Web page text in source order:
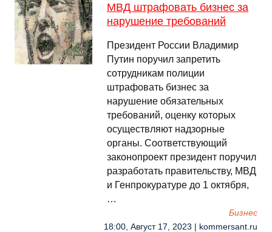
МВД штрафовать бизнес за
нарушение требований
Президент России Владимир
Путин поручил запретить
сотрудникам полиции
штрафовать бизнес за
нарушение обязательных
требований, оценку которых
осуществляют надзорные
органы. Соответствующий
законопроект президент поручил
разработать правительству, МВД
и Генпрокуратуре до 1 октября,
…
Бизнес
18:00, Август 17, 2023 | kommersant.ru